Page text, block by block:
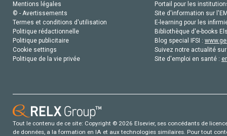
Mentions légales
© - Avertissements
Termes et conditions d'utilisation
Politique rédactionnelle
Politique publicitaire
Cookie settings
Politique de la vie privée
Portail pour les
Site d'information sur
E-learning pour les
Bibliothèque d'e-books
Blog special IFSI :
Suivez notre actualité
Site d'emploi en santé :
Tout le contenu de ce site: Copyright © 2026 Elsevier, ses concédants de
de données, a la formation en IA et aux technologies similaires. Pour tout